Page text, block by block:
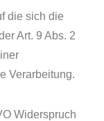
die sich die
Art. 9 Abs. 2
Verarbeitung.
Widerspruch